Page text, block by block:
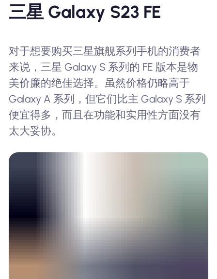
三星 Galaxy S23 FE
对于想要购买三星旗舰系列手机的消费者
来说，三星 Galaxy S 系列的 FE 版本是物
美价廉的绝佳选择。虽然价格仍略高于
Galaxy A 系列，但它们比主 Galaxy S 系列
便宜得多，而且在功能和实用性方面没有
太大妥协。